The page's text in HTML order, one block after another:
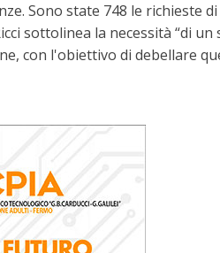
Sono state 748 le richieste
sottolinea la necessità “di
con l'obiettivo di debellare